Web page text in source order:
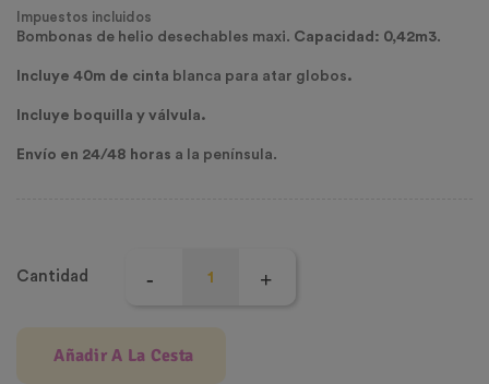
Impuestos incluidos
Bombonas de helio desechables maxi. Capacidad: 0,42m3.
Incluye 40m de cinta blanca para atar globos.
Incluye boquilla y válvula.
Envío en 24/48 horas a la península.
Cantidad
Añadir A La Cesta